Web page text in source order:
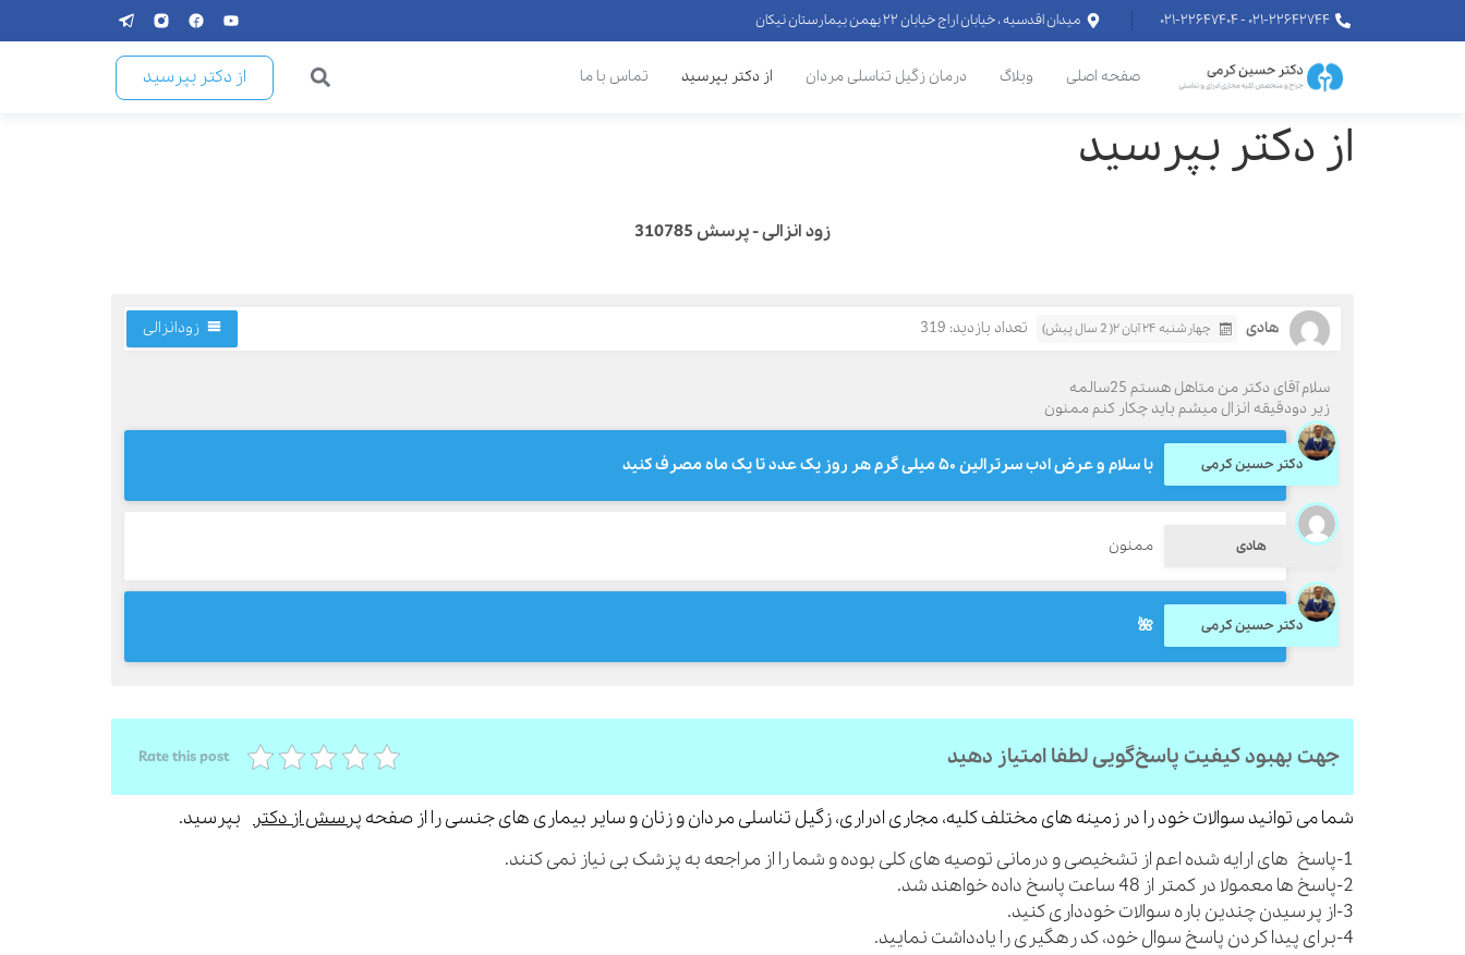
۰۲۱-۲۲۶۴۲۷۴۴ - ۰۲۱-۲۲۶۴۷۴۰۴ میدان اقدسیه ، خیابان اراج خیابان ۲۲ بهمن بیمارستان نیکان
صفحه اصلی وبلاگ درمان زگیل تناسلی مردان از دکتر بپرسید تماس با ما از دکتر بپرسید
از دکتر بپرسید
زود انزالی - پرسش 310785
هادی چهارشنبه ۲۴ آبان ۲( 2 سال پیش) تعداد بازدید: 319 زودانزالی
سلام آقای دکتر من متاهل هستم 25سالمه
زیر دودقیقه انزال میشم باید چکار کنم ممنون
دکتر حسین کرمی با سلام و عرض ادب سرترالین ۵۰ میلی گرم هر روز یک عدد تا یک ماه مصرف کنید
هادی ممنون
دکتر حسین کرمی 🌺
جهت بهبود کیفیت پاسخ‌گویی لطفا امتیاز دهید Rate this post
شما می توانید سوالات خود را در زمینه های مختلف کلیه، مجاری ادراری، زگیل تناسلی مردان و زنان و سایر بیماری های جنسی را از صفحه پرسش از دکتر بپرسید.
1-پاسخ های ارایه شده اعم از تشخیصی و درمانی توصیه های کلی بوده و شما را از مراجعه به پزشک بی نیاز نمی کنند.
2-پاسخ ها معمولا در کمتر از 48 ساعت پاسخ داده خواهند شد.
3-از پرسیدن چندین باره سوالات خودداری کنید.
4-برای پیدا کردن پاسخ سوال خود، کد رهگیری را یادداشت نمایید.